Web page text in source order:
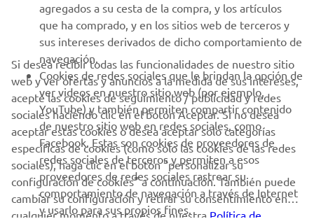
BOLETÍN DE NOTICIAS
Sé el primero en enterarte de las últimas ofertas, eventos
especiales, novedades
SUSCRÍBETE
Lea nuestra Política de Privacidad para saber cómo procesamos
sus datos personales: Política de Privacidad
Spain (Spanish)
agregados a su cesta de la compra, y los artículos
que ha comprado, y en los sitios web de terceros y
sus intereses derivados de dicho comportamiento de
navegación.
Cookies de redes sociales que le brindan la opción de
ver videos en nuestro sitio web (por ejemplo,
YouTube) y también permiten compartir contenido
de nuestro sitio web en redes sociales, como
Facebook. Estas son cookies de proveedores de
redes sociales de terceros y permiten a esos
proveedores de redes sociales rastrear su
comportamiento de navegación a través de Internet
y usarlo para sus propios fines.
Si desea recibir todas las funcionalidades de nuestro sitio
web y ver ofertas y anuncios a la medida de sus intereses,
acepte las cookies de seguimiento / publicidad y redes
sociales haciendo clic en el botón Aceptar. Si no desea
aceptar estas cookies o desea aceptar solo categorías
específicas de cookies (como solo las cookies de las redes
sociales), haga clic en el botón "personalizar su
configuración de cookies" a continuación. También puede
cambiar su configuración y retirar su consentimiento en
cualquier momento a través de nuestra Política de